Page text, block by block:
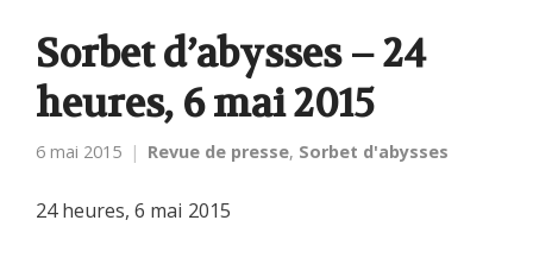
Sorbet d’abysses – 24
heures, 6 mai 2015
6 mai 2015 Revue de presse, Sorbet d'abysses
24 heures, 6 mai 2015